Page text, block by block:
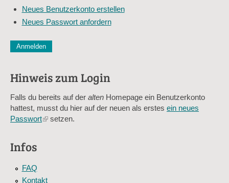
Adresse
Neues Benutzerkonto erstellen
Neues Passwort anfordern
Diese Sicherheitsfrage überprüft, ob Sie ein menschlicher
Sag mir nicht, wie viele Sternlein stehen
Hinweis zum Login
Falls du bereits auf der alten Homepage ein Benutzerkonto
hattest, musst du hier auf der neuen als erstes ein neues
Passwort(linksetzen.
Infos
FAQ
Kontakt